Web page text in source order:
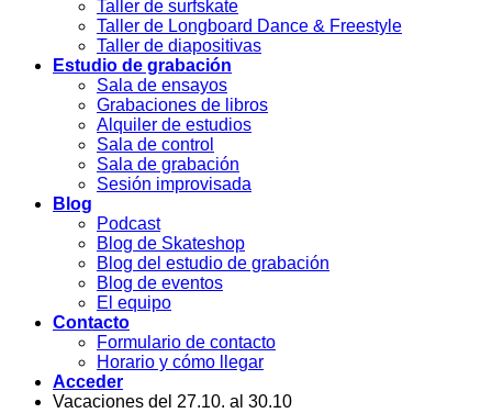
Taller de surfskate
Taller de Longboard Dance & Freestyle
Taller de diapositivas
Estudio de grabación
Sala de ensayos
Grabaciones de libros
Alquiler de estudios
Sala de control
Sala de grabación
Sesión improvisada
Blog
Podcast
Blog de Skateshop
Blog del estudio de grabación
Blog de eventos
El equipo
Contacto
Formulario de contacto
Horario y cómo llegar
Acceder
Vacaciones del 27.10. al 30.10